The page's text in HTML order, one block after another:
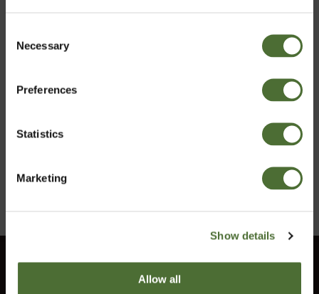
Selection
Necessary
Preferences
Statistics
Marketing
Show details
Allow all
maisto pakaitalas,
89,79/vnt.
Pirkti Dabar